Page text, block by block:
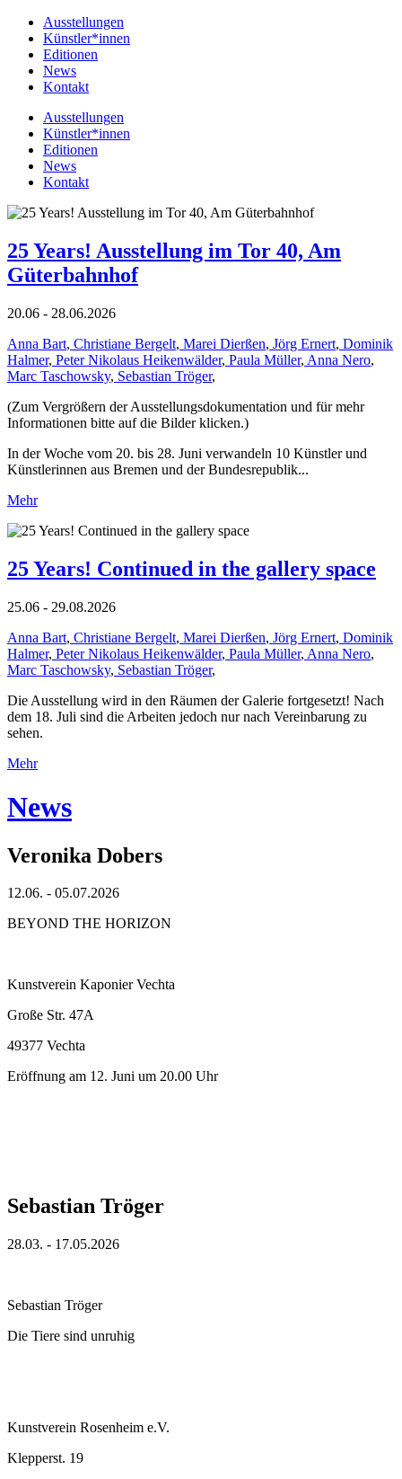
Ausstellungen
Künstler*innen
Editionen
News
Kontakt
Ausstellungen
Künstler*innen
Editionen
News
Kontakt
25 Years! Ausstellung im Tor 40, Am
Güterbahnhof
20.06 - 28.06.2026
Anna Bart, Christiane Bergelt, Marei Dierßen, Jörg Ernert, Dominik
Halmer, Peter Nikolaus Heikenwälder, Paula Müller, Anna Nero,
Marc Taschowsky, Sebastian Tröger,
(Zum Vergrößern der Ausstellungsdokumentation und für mehr
Informationen bitte auf die Bilder klicken.)
In der Woche vom 20. bis 28. Juni verwandeln 10 Künstler und
Künstlerinnen aus Bremen und der Bundesrepublik...
Mehr
25 Years! Continued in the gallery space
25.06 - 29.08.2026
Anna Bart, Christiane Bergelt, Marei Dierßen, Jörg Ernert, Dominik
Halmer, Peter Nikolaus Heikenwälder, Paula Müller, Anna Nero,
Marc Taschowsky, Sebastian Tröger,
Die Ausstellung wird in den Räumen der Galerie fortgesetzt! Nach
dem 18. Juli sind die Arbeiten jedoch nur nach Vereinbarung zu
sehen.
Mehr
News
Veronika Dobers
12.06. - 05.07.2026
BEYOND THE HORIZON
Kunstverein Kaponier Vechta
Große Str. 47A
49377 Vechta
Eröffnung am 12. Juni um 20.00 Uhr
Sebastian Tröger
28.03. - 17.05.2026
Sebastian Tröger
Die Tiere sind unruhig
Kunstverein Rosenheim e.V.
Klepperst. 19